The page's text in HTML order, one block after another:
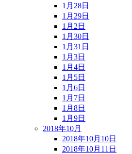
1月28日
1月29日
1月2日
1月30日
1月31日
1月3日
1月4日
1月5日
1月6日
1月7日
1月8日
1月9日
2018年10月
2018年10月10日
2018年10月11日